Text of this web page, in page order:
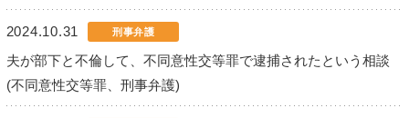
2024.10.31 刑事弁護
夫が部下と不倫して、不同意性交等罪で逮捕されたという相談
(不同意性交等罪、刑事弁護)